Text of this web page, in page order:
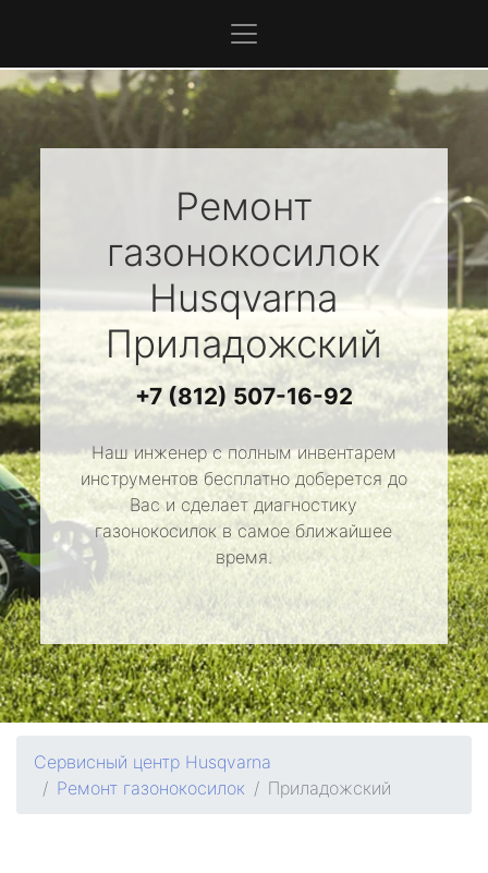
Ремонт
газонокосилок
Husqvarna
Приладожский
+7 (812) 507-16-92
Наш инженер с полным инвентарем
инструментов бесплатно доберется до
Вас и сделает диагностику
газонокосилок в самое ближайшее
время.
Сервисный центр Husqvarna
Ремонт газонокосилок
Приладожский